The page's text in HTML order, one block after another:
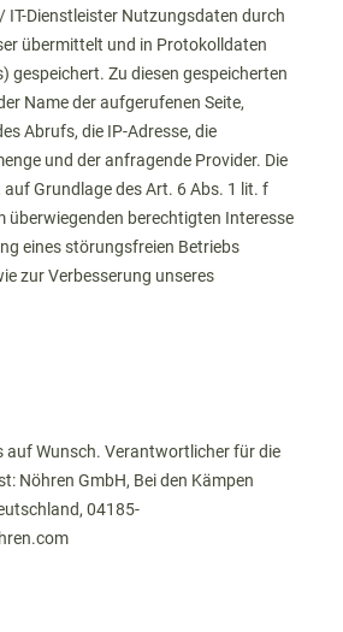
IT-Dienstleister Nutzungsdaten durch
übermittelt und in Protokolldaten
gespeichert. Zu diesen gespeicherten
Name der aufgerufenen Seite,
Abrufs, die IP-Adresse, die
und der anfragende Provider. Die
Grundlage des Art. 6 Abs. 1 lit. f
überwiegenden berechtigten Interesse
eines störungsfreien Betriebs
zur Verbesserung unseres
auf Wunsch. Verantwortlicher für die
Nöhren GmbH, Bei den Kämpen
04185-